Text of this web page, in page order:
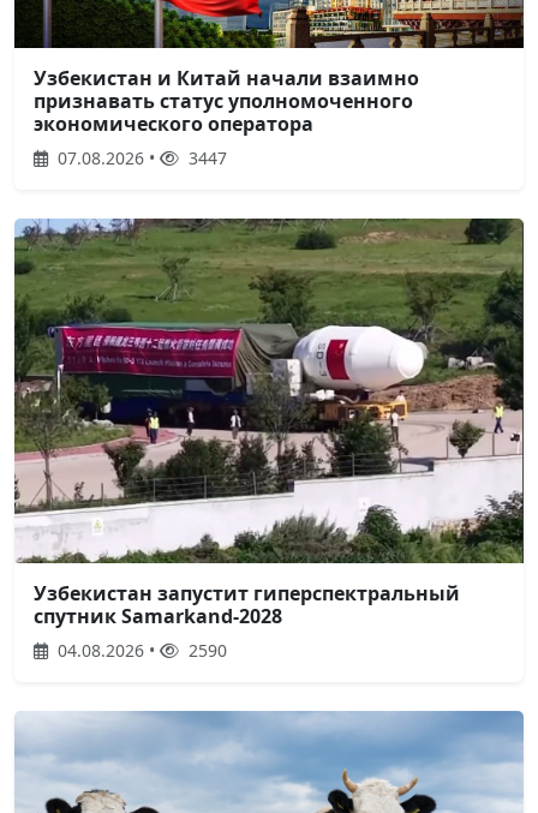
Узбекистан и Китай начали взаимно
признавать статус уполномоченного
экономического оператора
07.08.2026 • 3447
Узбекистан запустит гиперспектральный
спутник Samarkand-2028
04.08.2026 • 2590